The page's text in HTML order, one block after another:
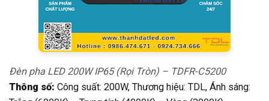
Đèn pha LED 200W IP65 (Rọi Tròn) – TDFR-C5200
Thông số: Công suất: 200W, Thương hiệu: TDL, Ánh sáng: